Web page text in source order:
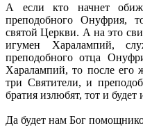
А если кто начнет
преподобного Онуфрия,
святой Церкви. А на это
игумен Харалампий,
преподобного отца
Харалампий, то после его
три Святители, и
братия излюбят, тот и будет
Да будет нам Бог